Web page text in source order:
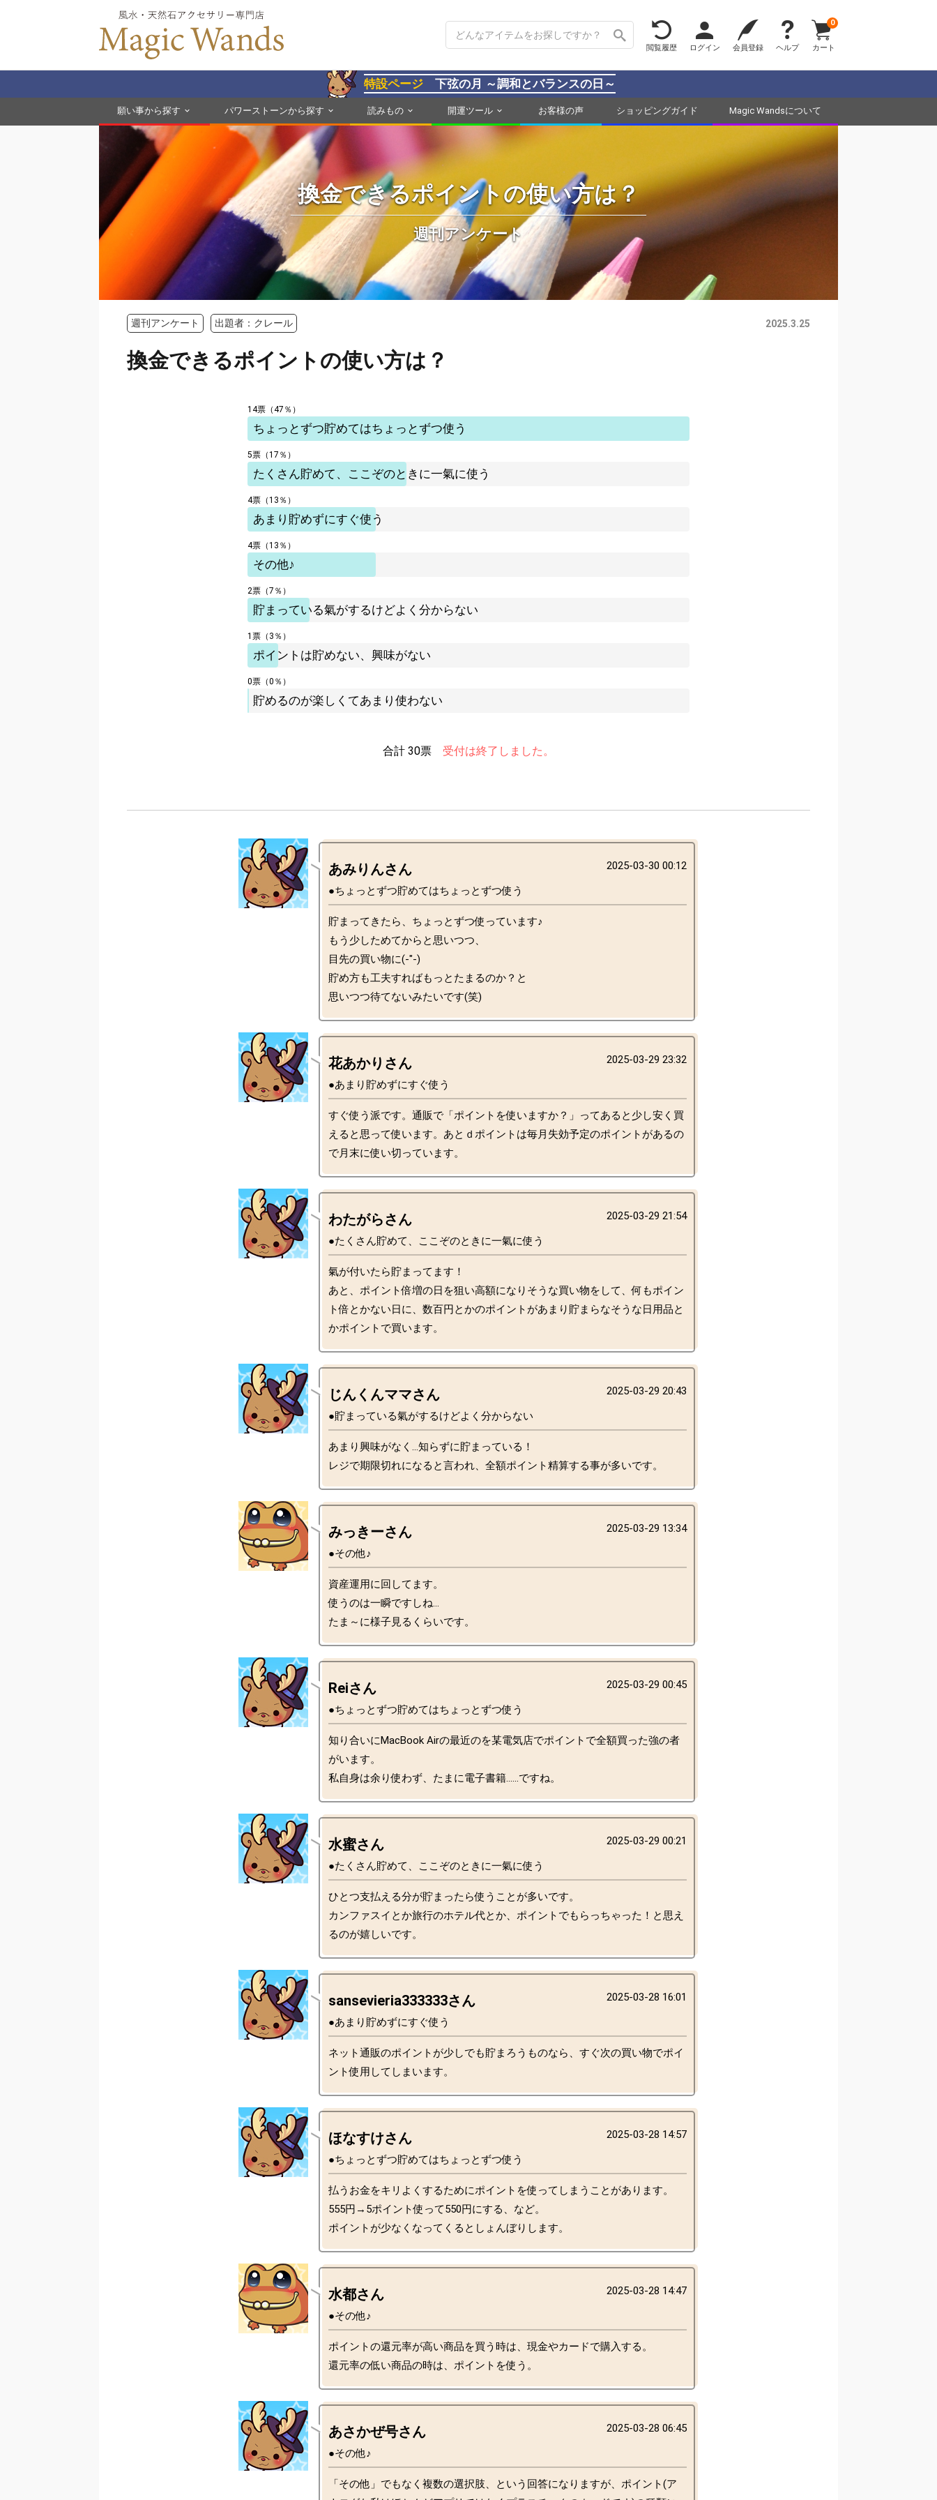
閲覧履歴 ログイン 会員登録 ヘルプ カート
0
特設ページ 下弦の月 ～調和とバランスの日～
願い事から探す パワーストーンから探す 読みもの 開運ツール お客様の声 ショッピングガイド Magic Wandsについて
換金できるポイントの使い方は？
週刊アンケート
週刊アンケート 出題者：クレール 2025.3.25
換金できるポイントの使い方は？
14票（47％）
ちょっとずつ貯めてはちょっとずつ使う
5票（17％）
たくさん貯めて、ここぞのときに一氣に使う
4票（13％）
あまり貯めずにすぐ使う
4票（13％）
その他♪
2票（7％）
貯まっている氣がするけどよく分からない
1票（3％）
ポイントは貯めない、興味がない
0票（0％）
貯めるのが楽しくてあまり使わない
合計 30票 受付は終了しました。
あみりんさん
2025-03-30 00:12
●ちょっとずつ貯めてはちょっとずつ使う
貯まってきたら、ちょっとずつ使っています♪
もう少しためてからと思いつつ、
目先の買い物に(-"-)
貯め方も工夫すればもっとたまるのか？と
花あかりさん
2025-03-29 23:32
●あまり貯めずにすぐ使う
すぐ使う派です。通販で「ポイントを使いますか？」ってあると少し安く買
えると思って使います。あとｄポイントは毎月失効予定のポイントがあるの
わたがらさん
2025-03-29 21:54
●たくさん貯めて、ここぞのときに一氣に使う
氣が付いたら貯まってます！
あと、ポイント倍増の日を狙い高額になりそうな買い物をして、何もポイン
ト倍とかない日に、数百円とかのポイントがあまり貯まらなそうな日用品と
じんくんママさん
2025-03-29 20:43
●貯まっている氣がするけどよく分からない
あまり興味がなく…知らずに貯まっている！
みっきーさん
2025-03-29 13:34
●その他♪
資産運用に回してます。
使うのは一瞬ですしね…
Reiさん
2025-03-29 00:45
●ちょっとずつ貯めてはちょっとずつ使う
知り合いにMacBook Airの最近のを某電気店でポイントで全額買った強の者
がいます。
水蜜さん
2025-03-29 00:21
●たくさん貯めて、ここぞのときに一氣に使う
ひとつ支払える分が貯まったら使うことが多いです。
カンファスイとか旅行のホテル代とか、ポイントでもらっちゃった！と思え
sansevieria333333さん
2025-03-28 16:01
●あまり貯めずにすぐ使う
ネット通販のポイントが少しでも貯まろうものなら、すぐ次の買い物でポイ
ほなすけさん
2025-03-28 14:57
●ちょっとずつ貯めてはちょっとずつ使う
払うお金をキリよくするためにポイントを使ってしまうことがあります。
555円→5ポイント使って550円にする、など。
水都さん
2025-03-28 14:47
●その他♪
ポイントの還元率が高い商品を買う時は、現金やカードで購入する。
あさかぜ号さん
2025-03-28 06:45
●その他♪
「その他」でもなく複数の選択肢、という回答になりますが、ポイント(ア